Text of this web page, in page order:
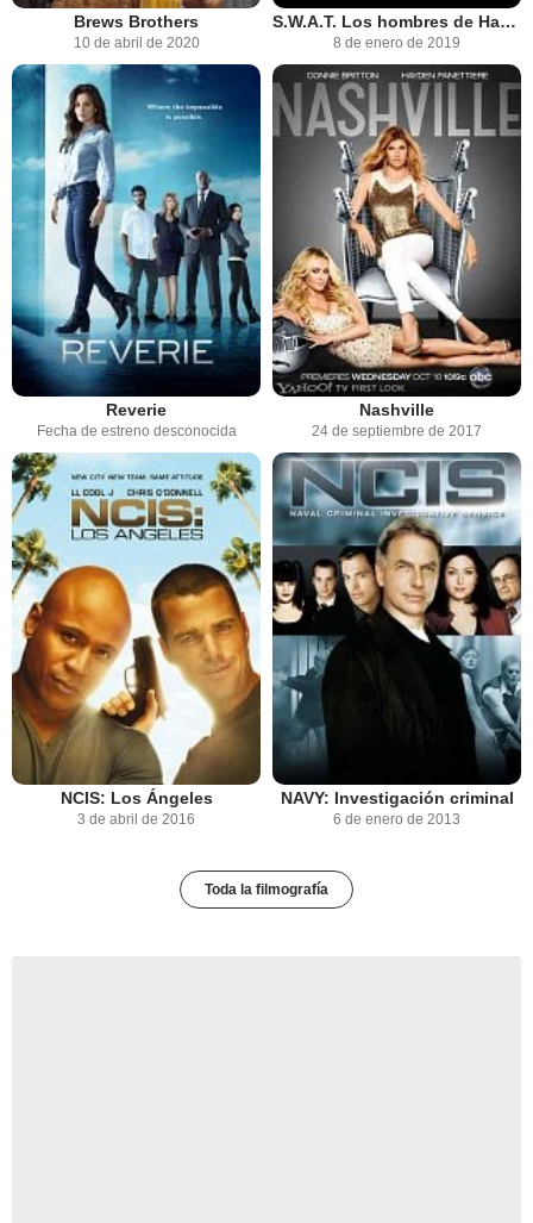
Brews Brothers
10 de abril de 2020
S.W.A.T. Los hombres de Harrelson
8 de enero de 2019
Reverie
Fecha de estreno desconocida
Nashville
24 de septiembre de 2017
NCIS: Los Ángeles
3 de abril de 2016
NAVY: Investigación criminal
6 de enero de 2013
Toda la filmografía